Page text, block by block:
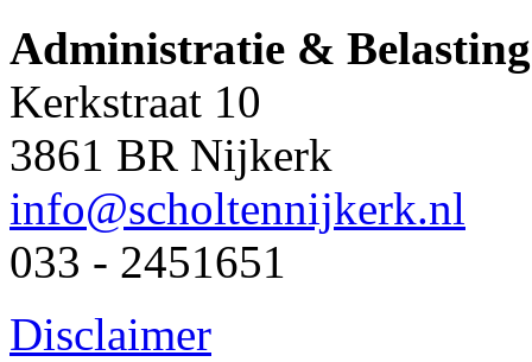
Administratie &
Kerkstraat 10
3861 BR Nijkerk
info@scholtennijkerk.nl
033 - 2451651
Disclaimer